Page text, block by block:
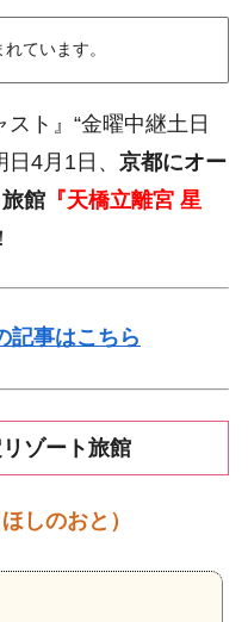
ています。
ト』“金曜中継土日
4月1日、 京都にオー
館 『天橋立離宮 星
記事はこちら
ゾート旅館
しのおと）